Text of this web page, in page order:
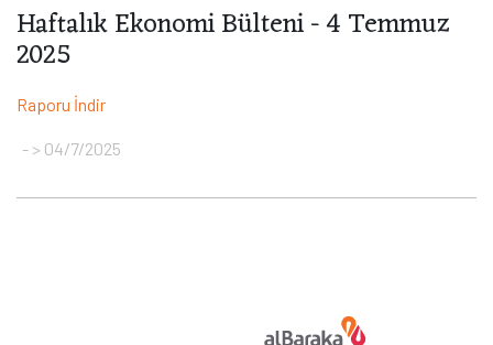
Haftalık Ekonomi Bülteni - 4 Temmuz
2025
Raporu İndir
> 04/7/2025